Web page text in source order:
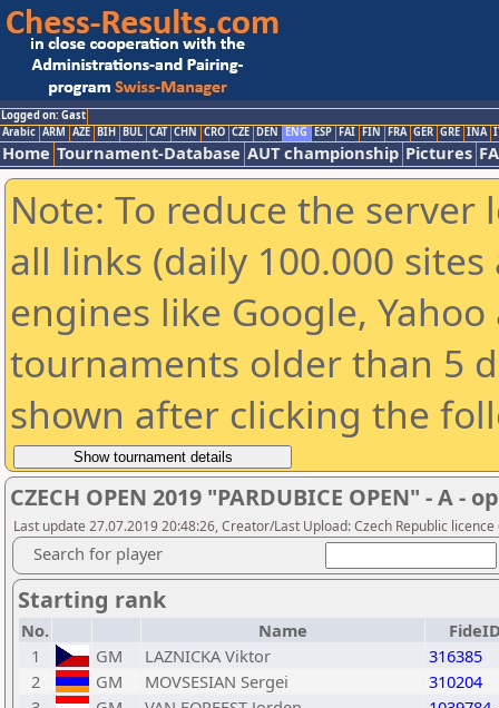
Logged on: Gast
Arabic ARM AZE BIH BUL CAT CHN CRO CZE DEN ENG ESP FAI FIN FRA GER GRE INA
Home Tournament-Database AUT championship Pictures
Note: To reduce the
all links (daily 100.000
engines like Google,
tournaments older than 5
shown after clicking the
CZECH OPEN 2019 "PARDUBICE OPEN" -
Last update 27.07.2019 20:48:26, Creator/Last Upload: Czech Republic licence
Search for player
Starting rank
No. Name
1
GM LAZNICKA Viktor
316385
2
GM MOVSESIAN Sergei
310204